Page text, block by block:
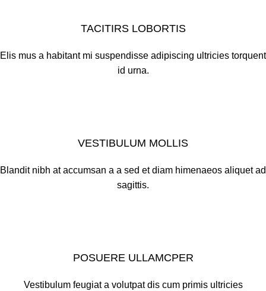
TACITIRS LOBORTIS
Elis mus a habitant mi suspendisse adipiscing ultricies torquent
id urna.
VESTIBULUM MOLLIS
Blandit nibh at accumsan a a sed et diam himenaeos aliquet ad
sagittis.
POSUERE ULLAMCPER
Vestibulum feugiat a volutpat dis cum primis ultricies